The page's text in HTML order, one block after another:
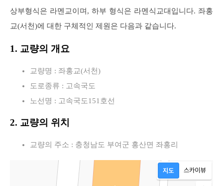
상부형식은 라멘교이며, 하부 형식은 라멘식교대입니다. 좌홍
교(서천)에 대한 구체적인 제원은 다음과 같습니다.
1. 교량의 개요
교량명 : 좌홍교(서천)
도로종류 : 고속국도
노선명 : 고속국도151호선
2. 교량의 위치
교량의 주소 : 충청남도 부여군 홍산면 좌홍리